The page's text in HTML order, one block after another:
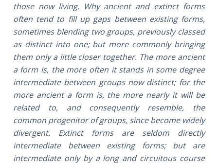
those now living. Why ancient and extinct forms
often tend to fill up gaps between existing forms,
sometimes blending two groups, previously classed
as distinct into one; but more commonly bringing
them only a little closer together. The more ancient
a form is, the more often it stands in some degree
intermediate between groups now distinct; for the
more ancient a form is, the more nearly it will be
related to, and consequently resemble, the
common progenitor of groups, since become widely
divergent. Extinct forms are seldom directly
intermediate between existing forms; but are
intermediate only by a long and circuitous course